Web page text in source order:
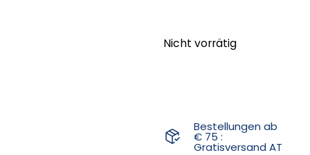
Nicht vorrätig
Bestellungen ab
€ 75 :
Gratisversand AT